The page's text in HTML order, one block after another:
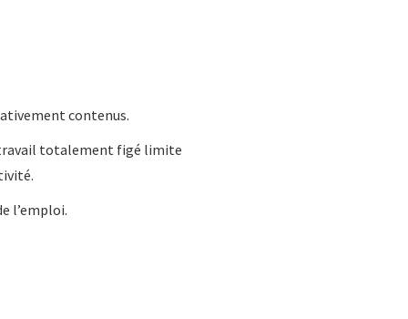
contenus.
totalement figé limite
l’emploi.